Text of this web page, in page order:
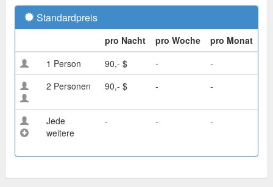
Standardpreis
pro Nacht pro Woche
pro Monat
1 Person
90,- $ -
-
2 Personen
90,- $ - -
Jede
weitere
- - -